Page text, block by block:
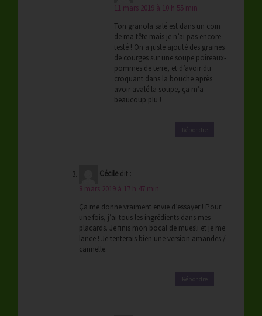
11 mars 2019 à 10 h 55 min
Ton granola salé est dans un coin
de ma tête mais je n’ai pas encore
testé ! On a juste ajouté des graines
de courges sur une soupe poireaux-
pommes de terre, et d’avoir du
croquant dans la bouche après
avoir avalé la soupe, ça m’a
beaucoup plu !
Cécile dit :
8 mars 2019 à 17 h 47 min
Ça me donne vraiment envie d’essayer ! Pour
une fois, j’ai tous les ingrédients dans mes
placards. Je finis mon bocal de muesli et je me
lance ! Je tenterais bien une version amandes /
cannelle.